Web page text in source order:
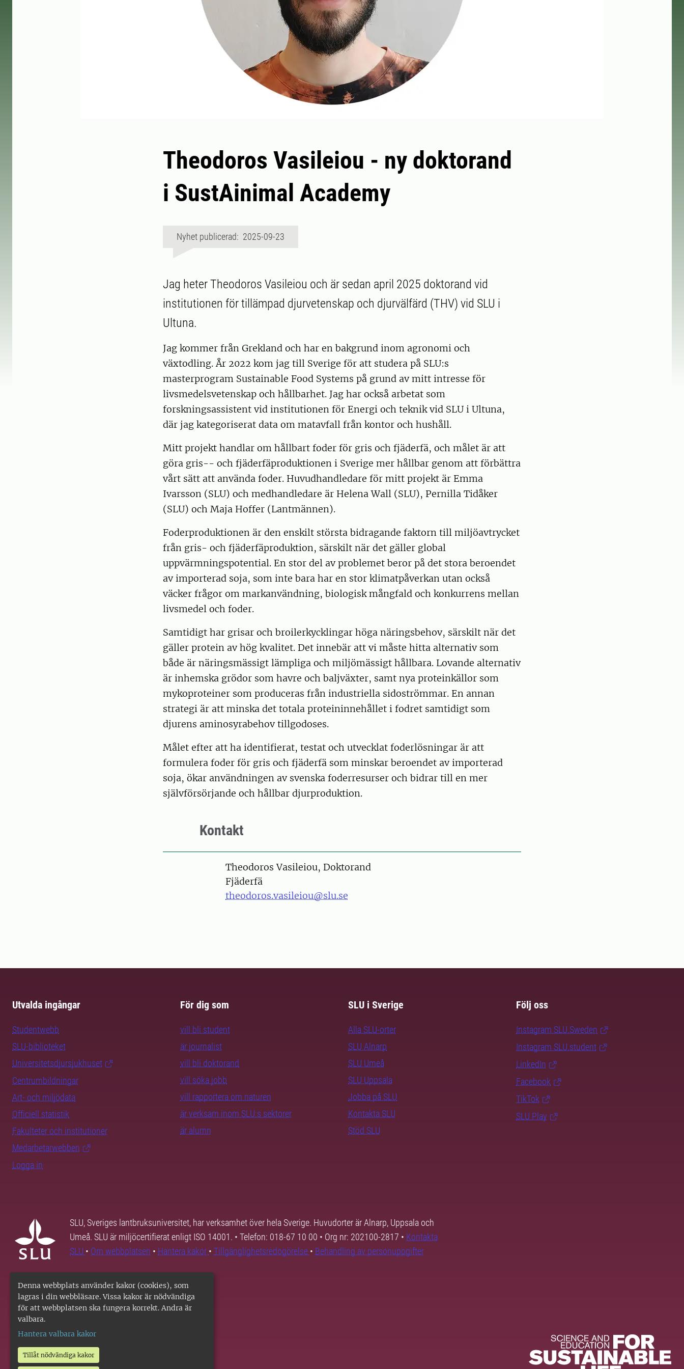
Denna webbplats använder kakor (cookies), som
lagras i din webbläsare. Vissa kakor är nödvändiga
för att webbplatsen ska fungera korrekt. Andra är
valbara.
Hantera valbara kakor
Tillåt nödvändiga kakor
Theodoros Vasileiou - ny doktorand
i SustAinimal Academy
Nyhet publicerad: 2025-09-23
Jag heter Theodoros Vasileiou och är sedan april 2025 doktorand vid
institutionen för tillämpad djurvetenskap och djurvälfärd (THV) vid SLU i
Ultuna.
Jag kommer från Grekland och har en bakgrund inom agronomi och
växtodling. År 2022 kom jag till Sverige för att studera på SLU:s
masterprogram Sustainable Food Systems på grund av mitt intresse för
livsmedelsvetenskap och hållbarhet. Jag har också arbetat som
forskningsassistent vid institutionen för Energi och teknik vid SLU i Ultuna,
där jag kategoriserat data om matavfall från kontor och hushåll.
Mitt projekt handlar om hållbart foder för gris och fjäderfä, och målet är att
göra gris-- och fjäderfäproduktionen i Sverige mer hållbar genom att förbättra
vårt sätt att använda foder. Huvudhandledare för mitt projekt är Emma
Ivarsson (SLU) och medhandledare är Helena Wall (SLU), Pernilla Tidåker
(SLU) och Maja Hoffer (Lantmännen).
Foderproduktionen är den enskilt största bidragande faktorn till miljöavtrycket
från gris- och fjäderfäproduktion, särskilt när det gäller global
uppvärmningspotential. En stor del av problemet beror på det stora beroendet
av importerad soja, som inte bara har en stor klimatpåverkan utan också
väcker frågor om markanvändning, biologisk mångfald och konkurrens mellan
livsmedel och foder.
Samtidigt har grisar och broilerkycklingar höga näringsbehov, särskilt när det
gäller protein av hög kvalitet. Det innebär att vi måste hitta alternativ som
både är näringsmässigt lämpliga och miljömässigt hållbara. Lovande alternativ
är inhemska grödor som havre och baljväxter, samt nya proteinkällor som
mykoproteiner som produceras från industriella sidoströmmar. En annan
strategi är att minska det totala proteininnehållet i fodret samtidigt som
djurens aminosyrabehov tillgodoses.
Målet efter att ha identifierat, testat och utvecklat foderlösningar är att
formulera foder för gris och fjäderfä som minskar beroendet av importerad
soja, ökar användningen av svenska foderresurser och bidrar till en mer
självförsörjande och hållbar djurproduktion.
Kontakt
PersonTheodoros Vasileiou, Doktorand
Fjäderfä
theodoros.vasileiou@slu.se
Utvalda ingångar
Studentwebb
SLU-biblioteket
Universitetsdjursjukhuset
Centrumbildningar
Art- och miljödata
Officiell statistik
Fakulteter och institutioner
Medarbetarwebben
Logga in
För dig som
vill bli student
är journalist
vill bli doktorand
vill söka jobb
vill rapportera om naturen
är verksam inom SLU:s sektorer
är alumn
SLU i Sverige
Alla SLU-orter
SLU Alnarp
SLU Umeå
SLU Uppsala
Jobba på SLU
Kontakta SLU
Stöd SLU
Följ oss
Instagram SLU.Sweden
Instagram SLU.student
LinkedIn
Facebook
TikTok
SLU Play
SLU, Sveriges lantbruksuniversitet, har verksamhet över hela Sverige. Huvudorter är Alnarp, Uppsala och
Umeå. SLU är miljöcertifierat enligt ISO 14001. • Telefon: 018-67 10 00 • Org nr: 202100-2817 • Kontakta
SLU • Om webbplatsen • Hantera kakor • Tillgänglighetsredogörelse • Behandling av personuppgifter